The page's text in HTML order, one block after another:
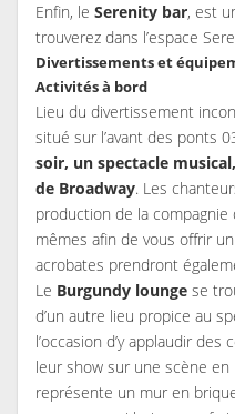
Enfin, le Serenity bar, est
trouverez dans l’espace
Divertissements et
Activités à bord
Lieu du divertissement
situé sur l’avant des ponts
soir, un spectacle
de Broadway. Les
production de la compagnie
mêmes afin de vous offrir
acrobates prendront
Le Burgundy lounge se
d’un autre lieu propice au
l’occasion d’y applaudir
leur show sur une scène
représente un mur en